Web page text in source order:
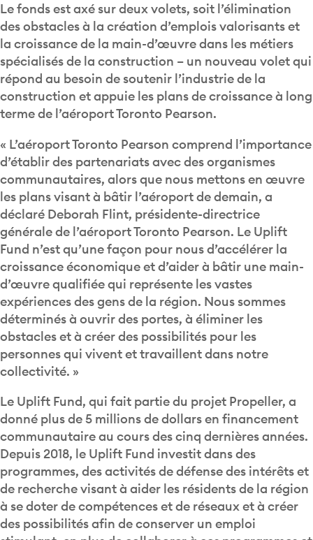
Le fonds est axé sur deux volets, soit l’élimination
des obstacles à la création d’emplois valorisants et
la croissance de la main-d’œuvre dans les métiers
spécialisés de la construction – un nouveau volet qui
répond au besoin de soutenir l’industrie de la
construction et appuie les plans de croissance à long
terme de l’aéroport Toronto Pearson.
« L’aéroport Toronto Pearson comprend l’importance
d’établir des partenariats avec des organismes
communautaires, alors que nous mettons en œuvre
les plans visant à bâtir l’aéroport de demain, a
déclaré Deborah Flint, présidente-directrice
générale de l’aéroport Toronto Pearson. Le Uplift
Fund n’est qu’une façon pour nous d’accélérer la
croissance économique et d’aider à bâtir une main-
d’œuvre qualifiée qui représente les vastes
expériences des gens de la région. Nous sommes
déterminés à ouvrir des portes, à éliminer les
obstacles et à créer des possibilités pour les
personnes qui vivent et travaillent dans notre
collectivité. »
Le Uplift Fund, qui fait partie du projet Propeller, a
donné plus de 5 millions de dollars en financement
communautaire au cours des cinq dernières années.
Depuis 2018, le Uplift Fund investit dans des
programmes, des activités de défense des intérêts et
de recherche visant à aider les résidents de la région
à se doter de compétences et de réseaux et à créer
des possibilités afin de conserver un emploi